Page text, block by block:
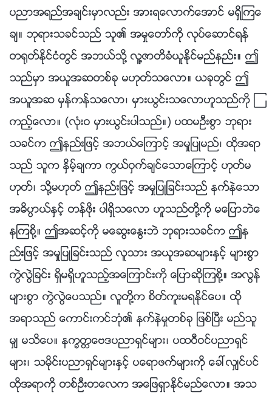
ပညာအရည္အခ်င္းမွာလည္း အားရေလာက္ေအာင္ မရွိၾကေ
ခ်။ ဘုရားသခင္သည္ သူ၏ အမႈေတာ္ကို လုပ္ေဆာင္ရန္
တ႐ုတ္ႏိုင္ငံတြင္ အဘယ္သို႔ လူ႔ဇာတိခံယူႏိုင္မည္နည္း။ ဤ
သည္မွာ အယူအဆတစ္ခု မဟုတ္သေလာ။ ယခုတြင္ ဤ
အယူအဆ မွန္ကန္သေလာ၊ မွားယြင္းသေလာဟူသည္ကို ၾ
ကည့္ေလာ။ (လုံးဝ မွားယြင္းပါသည္။) ပထမဦးစြာ ဘုရား
သခင္က ဤနည္းျဖင့္ အဘယ္ေၾကာင့္ အမႈျပဳမည္၊ ထိုအရာ
သည္ သူက ႏွိမ့္ခ်ကာ ကြယ္ဝွက္ခ်င္ေသာေၾကာင့္ ဟုတ္မ
ဟုတ္၊ သို႔မဟုတ္ ဤနည္းျဖင့္ အမႈျပဳျခင္းသည္ နက္နဲေသာ
အဓိပၸာယ္ႏွင့္ တန္ဖိုး ပါရွိသေလာ ဟူသည္တို႔ကို မေျပာဘဲေ
နၾကစို႔။ ဤအဆင့္ကို မေဆြးေႏြးဘဲ ဘုရားသခင္က ဤန
ည္းျဖင့္ အမႈျပဳျခင္းသည္ လူသား အယူအဆမ်ားႏွင့္ မ်ားစြာ
ကြဲလြဲျခင္း ရွိမရွိဟူသည့္အေၾကာင္းကို ေျပာဆိုၾကစို႔။ အလြန္
မ်ားစြာ ကြဲလြဲေပသည္။ လူတို႔က စိတ္ကူးမရႏိုင္ေပ။ ထို
အရာသည္ ေကာင္းကင္ဘုံ၏ နက္နဲမႈတစ္ခု ျဖစ္ၿပီး မည္သူ
မွ် မသိေပ။ နကၡတၱေဗဒပညာရွင္မ်ား၊ ပထဝီဝင္ပညာရွင္
မ်ား၊ သမိုင္းပညာရွင္မ်ားႏွင့္ ပေရာဖက္မ်ားကို ေခၚလွ်င္ပင္
ထိုအရာကို တစ္ဦးတေလက အေျဖရွာႏိုင္မည္ေလာ။ အသ